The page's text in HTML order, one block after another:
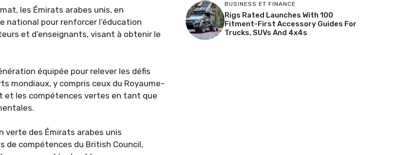
les Émirats arabes unis, en
national pour renforcer l’éducation
et d’enseignants, visant à obtenir le
équipée pour relever les défis
mondiaux, y compris ceux du Royaume-
et les compétences vertes en tant que
verte des Émirats arabes unis
de compétences du British Council,
BUSINESS ET FINANCE
Rigs Rated Launches With 100
Fitment-First Accessory Guides For
Trucks, SUVs And 4x4s